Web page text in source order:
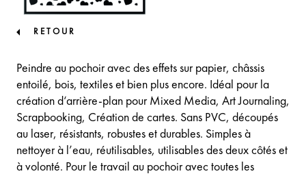
RETOUR
Peindre au pochoir avec des effets sur papier, châssis
entoilé, bois, textiles et bien plus encore. Idéal pour la
création d‘arrière-plan pour Mixed Media, Art Journaling,
Scrapbooking, Création de cartes. Sans PVC, découpés
au laser, résistants, robustes et durables. Simples à
nettoyer à l’eau, réutilisables, utilisables des deux côtés et
à volonté. Pour le travail au pochoir avec toutes les